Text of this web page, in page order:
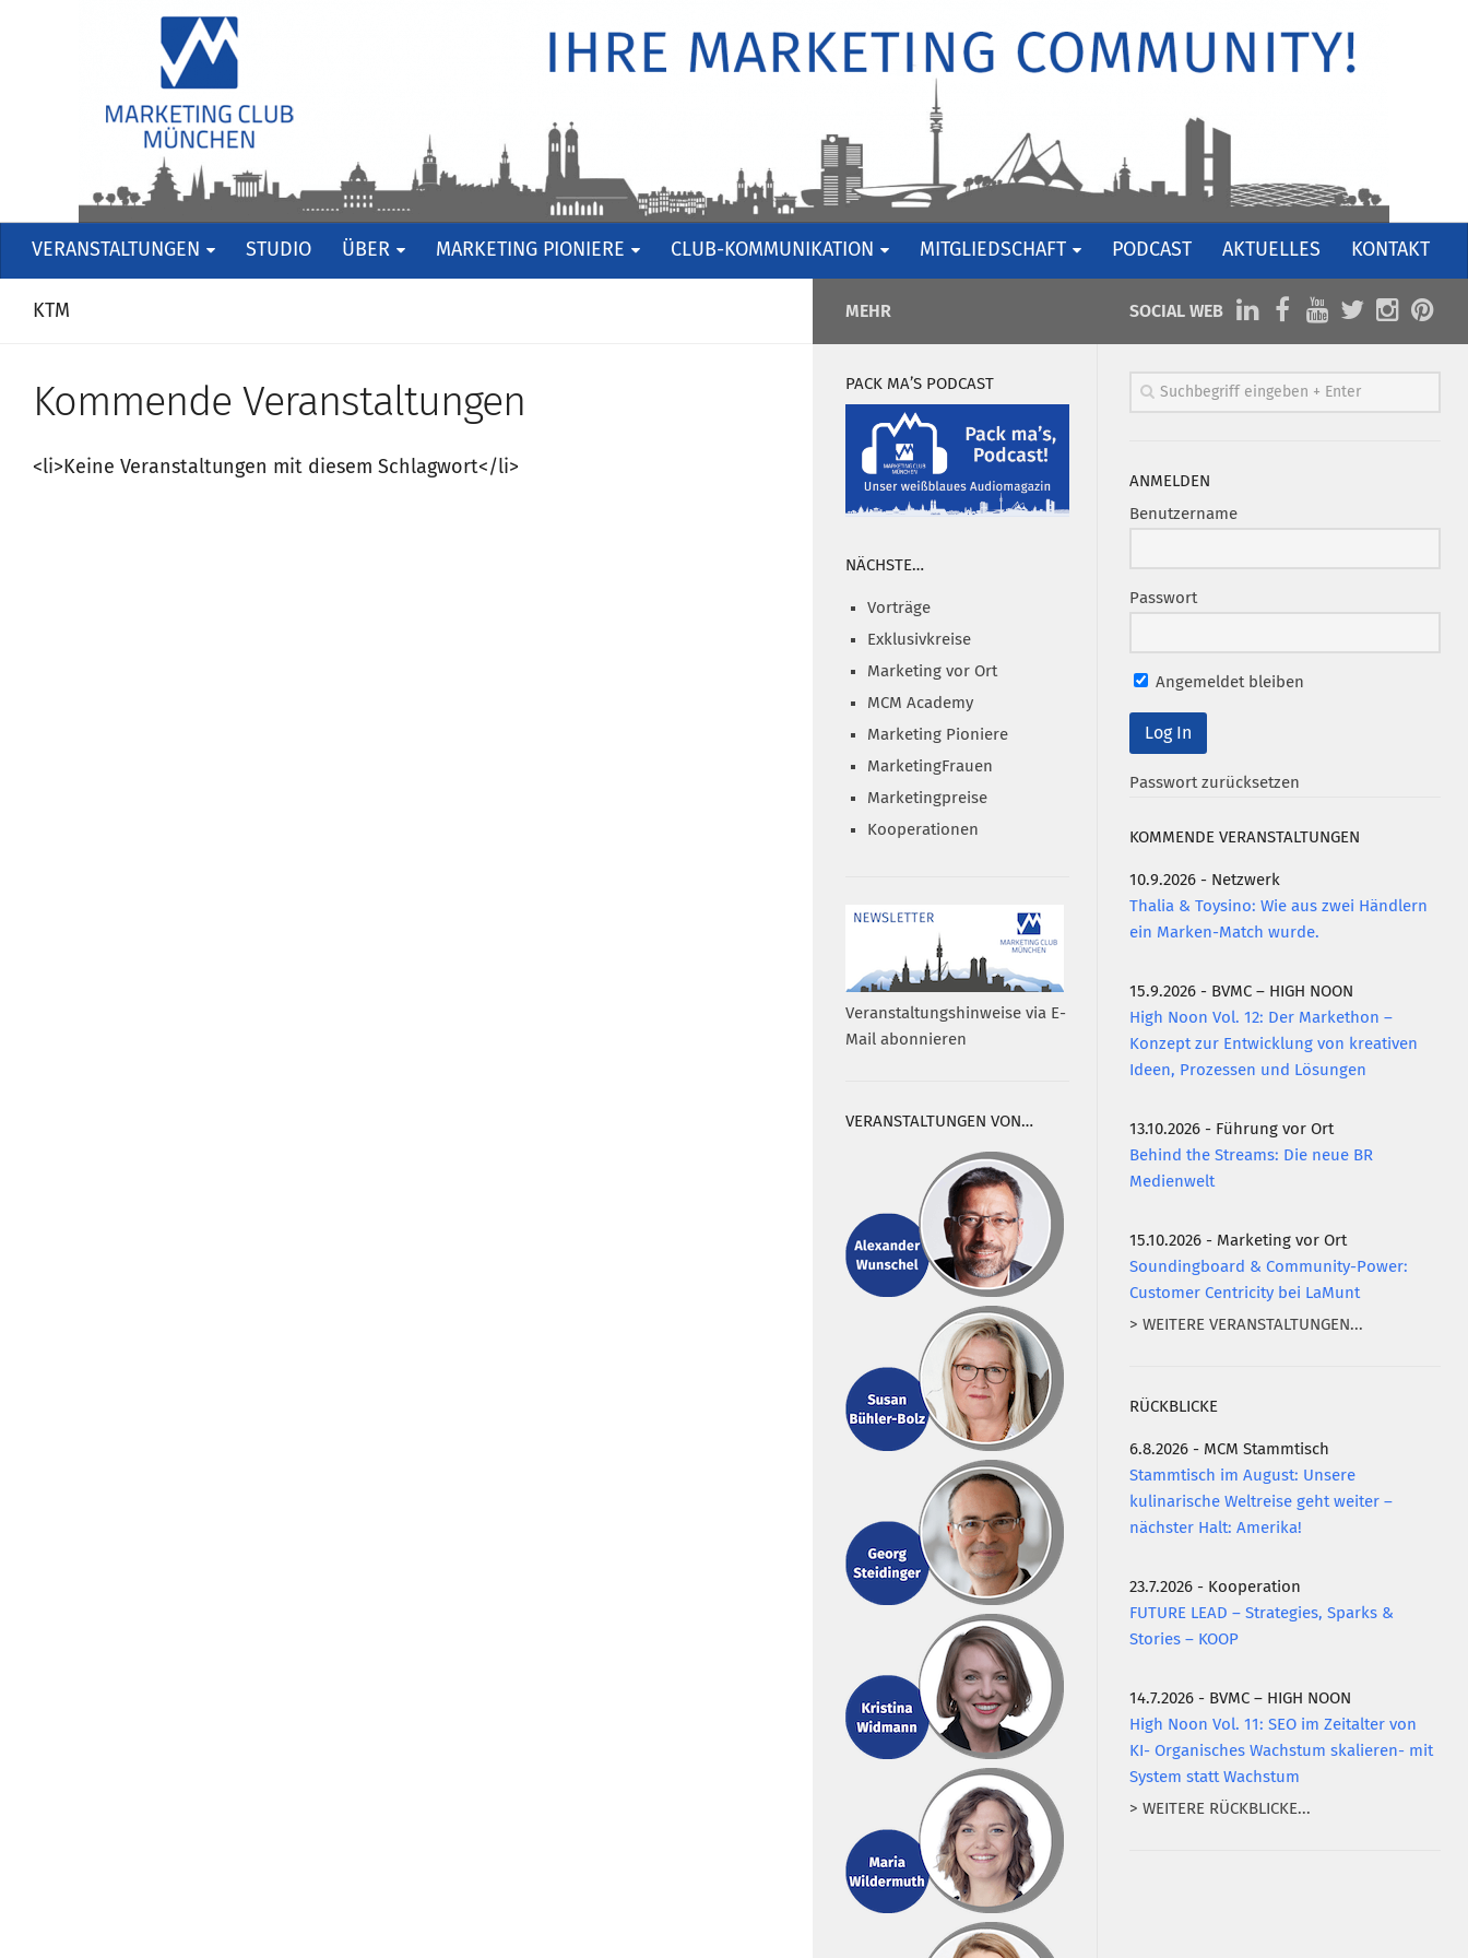
VERANSTALTUNGEN STUDIO ÜBER MARKETING PIONIERE CLUB-KOMMUNIKATION MITGLIEDSCHAFT PODCAST AKTUELLES KONTAKT
KTM
Kommende Veranstaltungen
<li>Keine Veranstaltungen mit diesem Schlagwort</li>
SOCIAL WEB
ANMELDEN
Benutzername
Passwort
Angemeldet bleiben
Passwort zurücksetzen
KOMMENDE VERANSTALTUNGEN
10.9.2026 - Netzwerk
Thalia & Toysino: Wie aus zwei Händlern
ein Marken-Match wurde.
15.9.2026 - BVMC – HIGH NOON
High Noon Vol. 12: Der Markethon –
Konzept zur Entwicklung von kreativen
Ideen, Prozessen und Lösungen
13.10.2026 - Führung vor Ort
Behind the Streams: Die neue BR
Medienwelt
15.10.2026 - Marketing vor Ort
Soundingboard & Community-Power:
Customer Centricity bei LaMunt
> WEITERE VERANSTALTUNGEN...
RÜCKBLICKE
6.8.2026 - MCM Stammtisch
Stammtisch im August: Unsere
kulinarische Weltreise geht weiter –
nächster Halt: Amerika!
23.7.2026 - Kooperation
FUTURE LEAD – Strategies, Sparks &
Stories – KOOP
14.7.2026 - BVMC – HIGH NOON
High Noon Vol. 11: SEO im Zeitalter von
KI- Organisches Wachstum skalieren- mit
System statt Wachstum
> WEITERE RÜCKBLICKE...
MEHR
PACK MA’S PODCAST
NÄCHSTE…
Vorträge
Exklusivkreise
Marketing vor Ort
MCM Academy
Marketing Pioniere
MarketingFrauen
Marketingpreise
Kooperationen
Veranstaltungshinweise via E-
Mail abonnieren
VERANSTALTUNGEN VON…